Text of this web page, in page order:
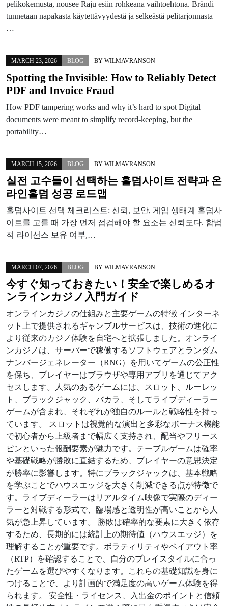
pelikokemusta, nousee Raju esiin rohkeana vaihtoehtona. Brändi
tunnetaan napakasta käytettävyydestä ja selkeästä pelitarjonnasta –
…
MARCH 23, 2026 BLOG BY WILMAVRANSON
Spotting the Invisible: How to Reliably Detect
PDF and Invoice Fraud
How PDF tampering works and why it’s hard to spot Digital
documents were meant to simplify record-keeping, but the
portability…
MARCH 15, 2026 BLOG BY WILMAVRANSON
실전 고수들이 선택하는 홀덤사이트 전략과 온
라인홀덤 성공 로드맵
홀덤사이트 선택 체크리스트: 신뢰, 보안, 게임 생태계 홀덤사
이트를 고를 때 가장 먼저 점검해야 할 요소는 신뢰도다. 합법
적 라이선스 보유 여부,…
MARCH 07, 2026 BLOG BY WILMAVRANSON
今すぐ知っておきたい！安全で楽しめるオ
ンラインカジノ入門ガイド
オンラインカジノの仕組みと主要ゲームの特徴 インターネ
ット上で提供されるギャンブルサービスは、技術の進化に
より従来のカジノ体験を自宅へと拡張しました。オンライ
ンカジノは、サーバーで稼働するソフトウェアとランダム
ナンバージェネレーター（RNG）を用いてゲームの公正性
を保ち、プレイヤーはブラウザや専用アプリを通じてアク
セスします。人気のあるゲームには、スロット、ルーレッ
ト、ブラックジャック、バカラ、そしてライブディーラー
ゲームが含まれ、それぞれが独自のルールと戦略性を持っ
ています。 スロットは視覚的な演出と多彩なボーナス機能
で初心者から上級者まで幅広く支持され、配当やフリース
ピンといった報酬要素が魅力です。テーブルゲームは確率
や基礎戦略が勝敗に直結するため、プレイヤーの意思決定
が勝率に影響します。特にブラックジャックは、基本戦略
を学ぶことでハウスエッジを大きく削減できる点が特徴で
す。ライブディーラーはリアルタイム映像で実際のディー
ラーと対戦する形式で、臨場感と透明性が高いことから人
気が急上昇しています。 勝敗は確率的な要素に大きく依存
するため、長期的には統計上の期待値（ハウスエッジ）を
理解することが重要です。ボラティリティやペイアウト率
（RTP）を確認することで、自分のプレイスタイルに合っ
たゲームを選びやすくなります。これらの基礎知識を身に
つけることで、より計画的で満足度の高いゲーム体験を得
られます。 安全性・ライセンス、入出金のポイントと信頼